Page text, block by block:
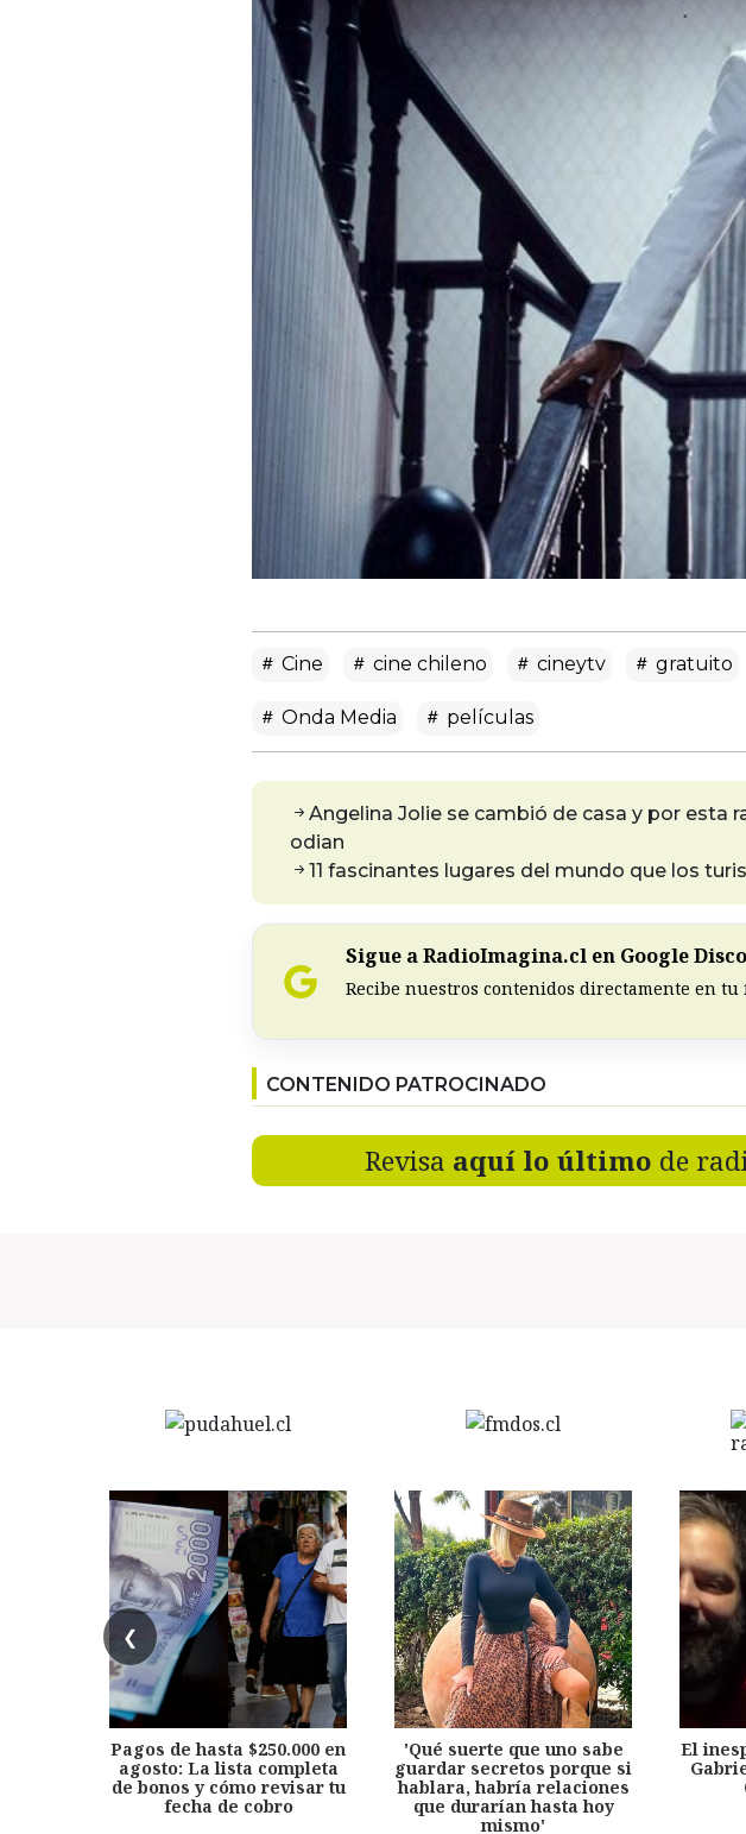
Cine cine chileno cineytv gratuito
Onda Media películas
Angelina Jolie se cambió de casa y por esta
odian
11 fascinantes lugares del mundo que los
Sigue a RadioImagina.cl en Google
Recibe nuestros contenidos directamente en tu
CONTENIDO PATROCINADO
Revisa aquí lo último de
❮
Pagos de hasta $250.000 en
agosto: La lista completa
de bonos y cómo revisar tu
fecha de cobro
'Qué suerte que uno sabe
guardar secretos porque si
hablara, habría relaciones
que durarían hasta hoy
mismo'
El